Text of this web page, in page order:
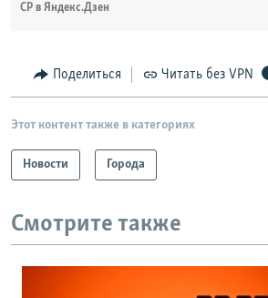
СР в Яндекс.Дзен
Поделиться Читать без VPN
Этот контент также в категориях
Новости Города
Смотрите также